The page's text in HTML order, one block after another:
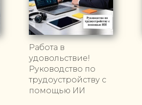
Работа в
удовольствие!
Руководство по
трудоустройству с
помощью ИИ